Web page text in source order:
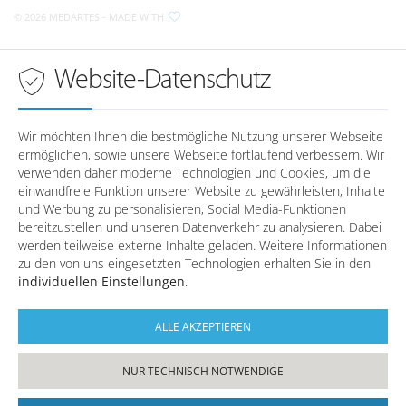
Mittwoch
08:00 - 18:00 Uhr
Telefonzeiten inRegensburg
Montag
08:00 - 12:30 / 14:00 - 17:00
Dienstag
08:00 - 12:30
Mittwoch
08:00 - 12:30 / 14:00 - 17:00
Donnerstag
08:00 - 12:30 / 14:00 - 17:00
Freitag
08:00 - 12:30
Sprechzeiten inWörth a.d. Donau
Montag
-
Dienstag
-
Mittwoch
-
Donnerstag
-
Freitag
-
Telefonzeiten inWörth a.d. Donau
Montag
08:00 - 12:30 / 14:00 - 17:00
08:00 - 12:30 / 14:00 - 17:00
Donnerstag
08:00 - 12:30 / 14:00 - 17:00
© 2026 MEDARTES - MADE WITH
Website-Datenschutz
Wir möchten Ihnen die bestmögliche Nutzung unserer Webseite
ermöglichen, sowie unsere Webseite fortlaufend verbessern. Wir
verwenden daher moderne Technologien und Cookies, um die
einwandfreie Funktion unserer Website zu gewährleisten, Inhalte
und Werbung zu personalisieren, Social Media-Funktionen
bereitzustellen und unseren Datenverkehr zu analysieren. Dabei
werden teilweise externe Inhalte geladen. Weitere Informationen
zu den von uns eingesetzten Technologien erhalten Sie in den
individuellen Einstellungen.
ALLE AKZEPTIEREN
NUR TECHNISCH NOTWENDIGE